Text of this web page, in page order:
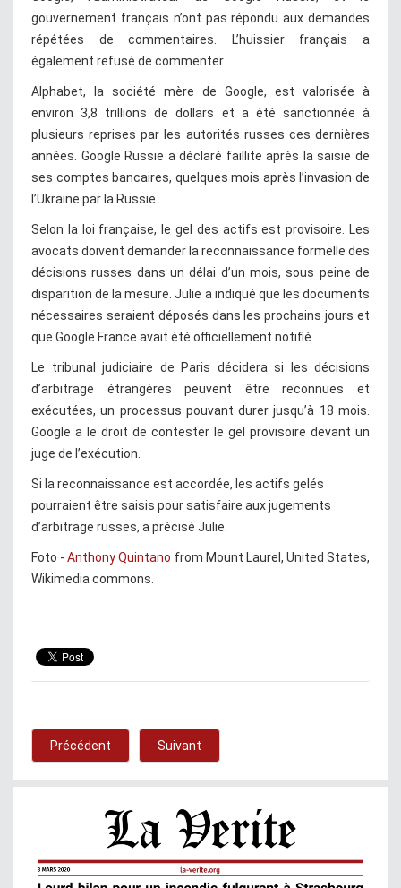
gouvernement français n’ont pas répondu aux demandes
répétées de commentaires. L’huissier français a
également refusé de commenter.
Alphabet, la société mère de Google, est valorisée à
environ 3,8 trillions de dollars et a été sanctionnée à
plusieurs reprises par les autorités russes ces dernières
années. Google Russie a déclaré faillite après la saisie de
ses comptes bancaires, quelques mois après l’invasion de
l’Ukraine par la Russie.
Selon la loi française, le gel des actifs est provisoire. Les
avocats doivent demander la reconnaissance formelle des
décisions russes dans un délai d’un mois, sous peine de
disparition de la mesure. Julie a indiqué que les documents
nécessaires seraient déposés dans les prochains jours et
que Google France avait été officiellement notifié.
Le tribunal judiciaire de Paris décidera si les décisions
d’arbitrage étrangères peuvent être reconnues et
exécutées, un processus pouvant durer jusqu’à 18 mois.
Google a le droit de contester le gel provisoire devant un
juge de l’exécution.
Si la reconnaissance est accordée, les actifs gelés
pourraient être saisis pour satisfaire aux jugements
d’arbitrage russes, a précisé Julie.
Foto -Anthony Quintano from Mount Laurel, United States,
Wikimedia commons.
Précédent Suivant